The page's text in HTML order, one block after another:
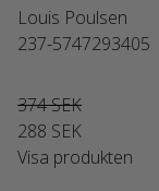
Louis Poulsen
237-5747293405
374 SEK
288 SEK
Visa produkten